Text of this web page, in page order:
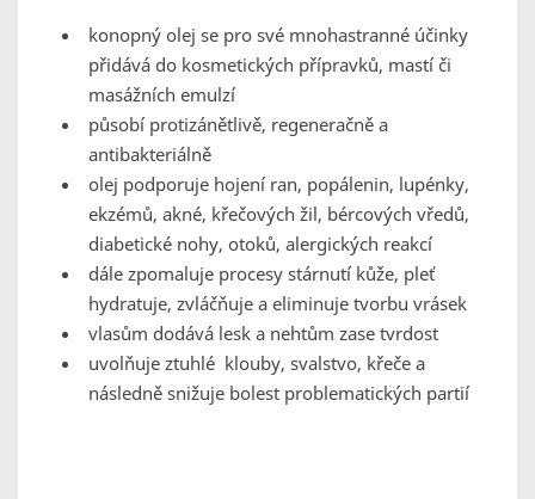
konopný olej se pro své mnohastranné účinky
přidává do kosmetických přípravků, mastí či
masážních emulzí
působí protizánětlivě, regeneračně a
antibakteriálně
olej podporuje hojení ran, popálenin, lupénky,
ekzémů, akné, křečových žil, bércových vředů,
diabetické nohy, otoků, alergických reakcí
dále zpomaluje procesy stárnutí kůže, pleť
hydratuje, zvláčňuje a eliminuje tvorbu vrásek
vlasům dodává lesk a nehtům zase tvrdost
uvolňuje ztuhlé klouby, svalstvo, křeče a
následně snižuje bolest problematických partií